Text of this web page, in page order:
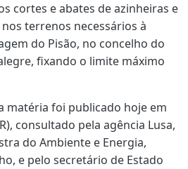
cortes e abates de azinheiras e
terrenos necessários à
do Pisão, no concelho do
fixando o limite máximo
matéria foi publicado hoje em
consultado pela agência Lusa,
do Ambiente e Energia,
e pelo secretário de Estado